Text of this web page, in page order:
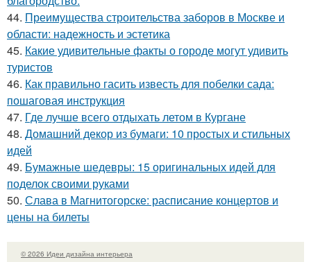
44. Преимущества строительства заборов в Москве и
области: надежность и эстетика
45. Какие удивительные факты о городе могут удивить
туристов
46. Как правильно гасить известь для побелки сада:
пошаговая инструкция
47. Где лучше всего отдыхать летом в Кургане
48. Домашний декор из бумаги: 10 простых и стильных
идей
49. Бумажные шедевры: 15 оригинальных идей для
поделок своими руками
50. Слава в Магнитогорске: расписание концертов и
цены на билеты
© 2026 Идеи дизайна интерьера